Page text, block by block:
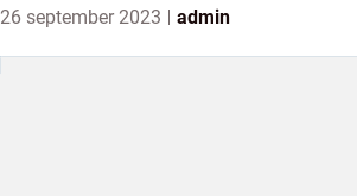
26 september 2023 admin